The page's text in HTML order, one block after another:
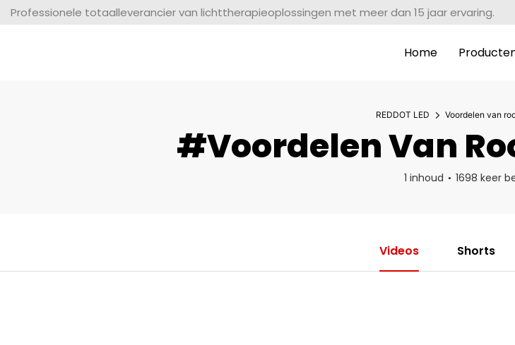
Professionele totaalleverancier van lichttherapieoplossingen met meer dan 15 jaar ervaring.
Home
REDDOT LED Voordelen van
#Voordelen Van
1 inhoud 1698 keer
Videos Shorts